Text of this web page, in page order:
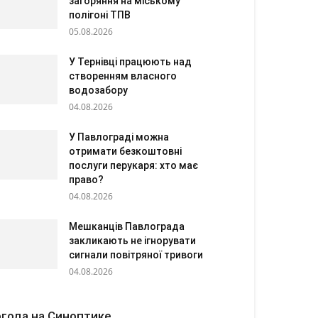
полігоні ТПВ
05.08.2026
У Тернівці працюють над
створенням власного
водозабору
04.08.2026
У Павлограді можна
отримати безкоштовні
послуги перукаря: хто має
право?
04.08.2026
Мешканців Павлограда
закликають не ігнорувати
сигнали повітряної тривоги
04.08.2026